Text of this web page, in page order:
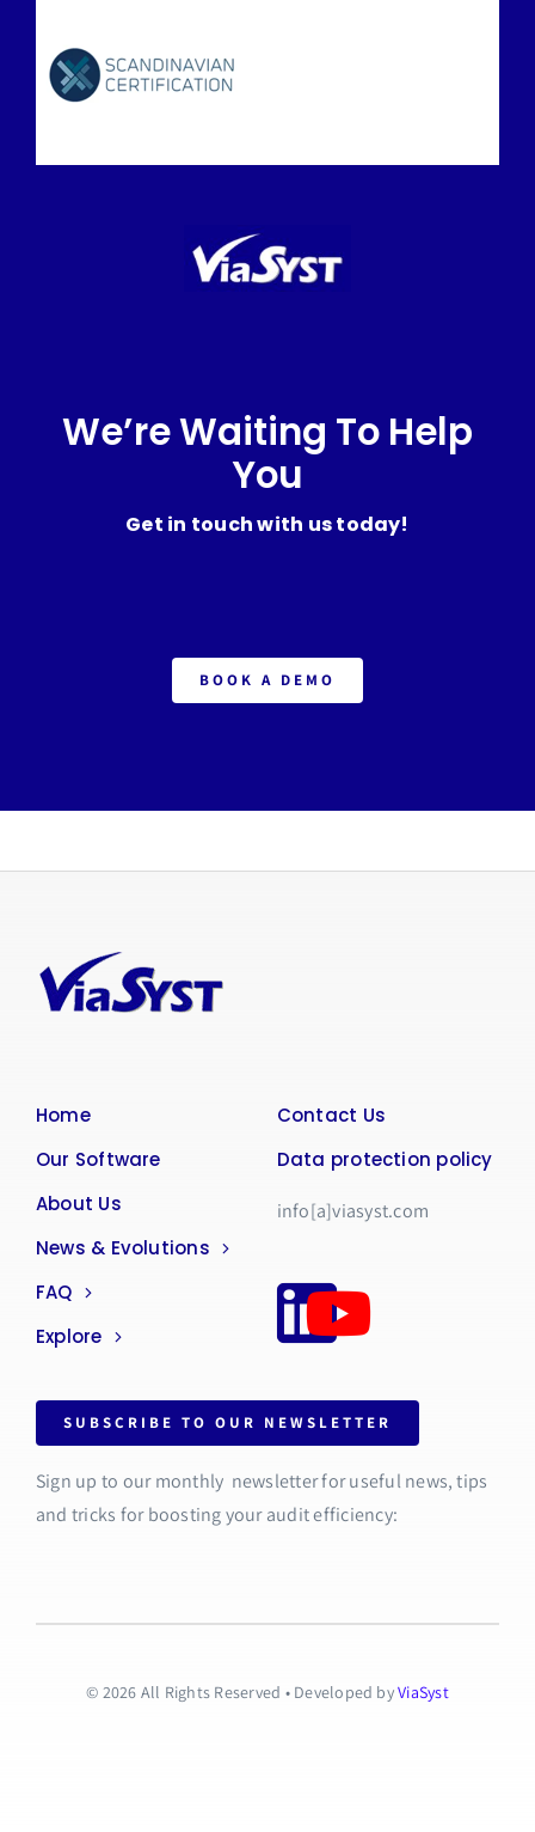
We’re Waiting To Help
You
Get in touch with us today!
BOOK A DEMO
Home
Our Software
About Us
News & Evolutions
FAQ
Explore
Contact Us
Data protection policy
info[a]viasyst.com
SUBSCRIBE TO OUR NEWSLETTER
Sign up to our monthly newsletter for useful news, tips
and tricks for boosting your audit efficiency:
© 2026 All Rights Reserved • Developed byViaSyst